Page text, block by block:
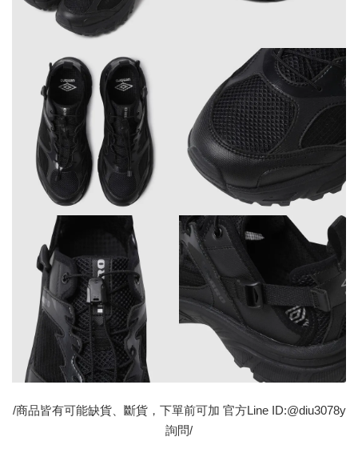
/商品皆有可能缺貨、斷貨，下單前可加 官方Line ID:@diu3078y
詢問/